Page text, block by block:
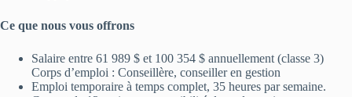
Ce que nous vous offrons
Salaire entre 61 989 $ et 100 354 $ annuellement (classe 3)
Corps d’emploi : Conseillère, conseiller en gestion
Emploi temporaire à temps complet, 35 heures par semaine.